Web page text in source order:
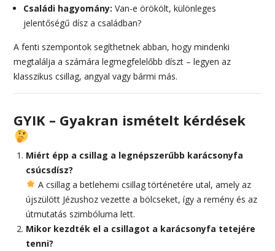
Családi hagyomány: Van-e örökölt, különleges
jelentőségű dísz a családban?
A fenti szempontok segíthetnek abban, hogy mindenki
megtalálja a számára legmegfelelőbb díszt – legyen az
klasszikus csillag, angyal vagy bármi más.
GYIK – Gyakran ismételt kérdések
Miért épp a csillag a legnépszerűbb karácsonyfa
csúcsdísz?
A csillag a betlehemi csillag történetére utal, amely az
újszülött Jézushoz vezette a bölcseket, így a remény és az
útmutatás szimbóluma lett.
Mikor kezdték el a csillagot a karácsonyfa tetejére
tenni?